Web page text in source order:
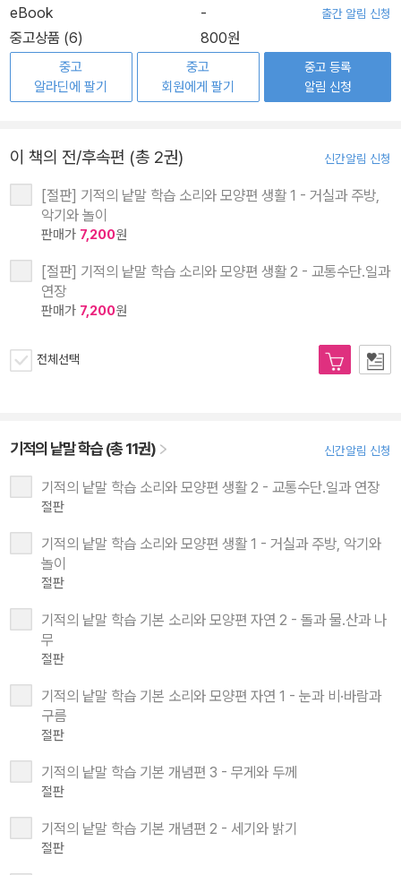
eBook
- 출간 알림 신청
중고상품 (6) 800원
중고
알라딘에 팔기
중고
회원에게 팔기
중고 등록
알림 신청
이 책의 전/후속편 (총 2권) 신간알림 신청
[절판] 기적의 낱말 학습 소리와 모양편 생활 1 - 거실과 주방,
악기와 놀이
판매가 7,200원
[절판] 기적의 낱말 학습 소리와 모양편 생활 2 - 교통수단.일과
연장
판매가 7,200원
전체선택
기적의 낱말 학습 (총 11권) 신간알림 신청
기적의 낱말 학습 소리와 모양편 생활 2 - 교통수단.일과 연장
절판
기적의 낱말 학습 소리와 모양편 생활 1 - 거실과 주방, 악기와
놀이
절판
기적의 낱말 학습 기본 소리와 모양편 자연 2 - 돌과 물.산과 나
무
절판
기적의 낱말 학습 기본 소리와 모양편 자연 1 - 눈과 비·바람과
구름
절판
기적의 낱말 학습 기본 개념편 3 - 무게와 두께
절판
기적의 낱말 학습 기본 개념편 2 - 세기와 밝기
절판